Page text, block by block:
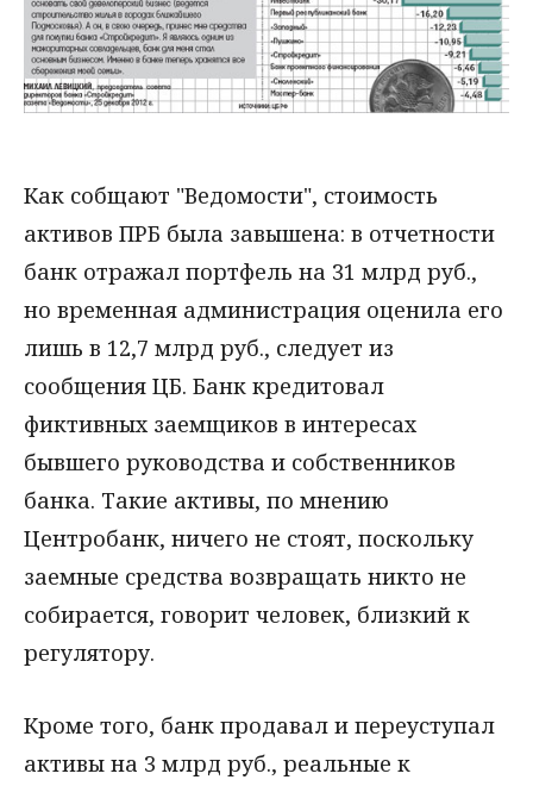
Как собщают "Ведомости", стоимость
активов ПРБ была завышена: в отчетности
банк отражал портфель на 31 млрд руб.,
но временная администрация оценила его
лишь в 12,7 млрд руб., следует из
сообщения ЦБ. Банк кредитовал
фиктивных заемщиков в интересах
бывшего руководства и собственников
банка. Такие активы, по мнению
Центробанк, ничего не стоят, поскольку
заемные средства возвращать никто не
собирается, говорит человек, близкий к
регулятору.
Кроме того, банк продавал и переуступал
активы на 3 млрд руб., реальные к